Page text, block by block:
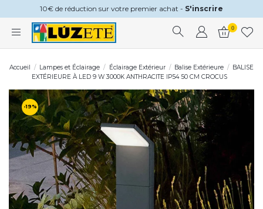
10€ de réduction sur votre premier achat - S'inscrire
0
Accueil Lampes et Éclairage Éclairage Extérieur Balise Extérieure
BALISE
EXTÉRIEURE À LED 9 W 3000K ANTHRACITE IP54 50 CM CROCUS
-19%